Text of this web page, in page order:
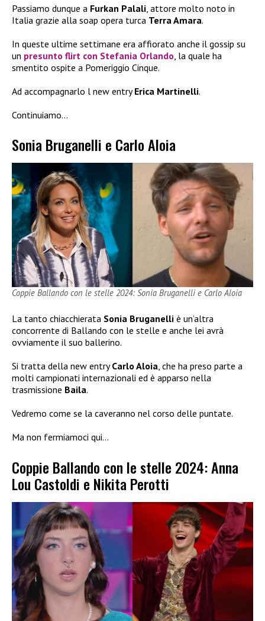
Passiamo dunque a Furkan Palali, attore molto noto in
Italia grazie alla soap opera turca Terra Amara.
In queste ultime settimane era affiorato anche il gossip su
un presunto flirt con Stefania Orlando, la quale ha
smentito ospite a Pomeriggio Cinque.
Ad accompagnarlo l new entryErica Martinelli.
Continuiamo…
Sonia Bruganelli e Carlo Aloia
Coppie Ballando con le stelle 2024: Sonia Bruganelli e Carlo Aloia
La tanto chiacchierata Sonia Bruganelli è un’altra
concorrente di Ballando con le stelle e anche lei avrà
ovviamente il suo ballerino.
Si tratta della new entryCarlo Aloia, che ha preso parte a
molti campionati internazionali ed è apparso nella
trasmissione Baila.
Vedremo come se la caveranno nel corso delle puntate.
Ma non fermiamoci qui…
Coppie Ballando con le stelle 2024: Anna
Lou Castoldi e Nikita Perotti